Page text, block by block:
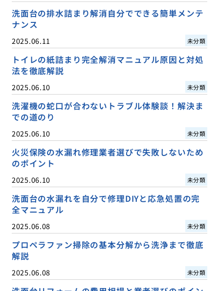
洗面台の排水詰まり解消自分でできる簡単メンテ
ナンス
2025.06.11 未分類
トイレの紙詰まり完全解消マニュアル原因と対処
法を徹底解説
2025.06.10 未分類
洗濯機の蛇口が合わないトラブル体験談！解決ま
での道のり
2025.06.10 未分類
火災保険の水漏れ修理業者選びで失敗しないため
のポイント
2025.06.10 未分類
洗面台の水漏れを自分で修理DIYと応急処置の完
全マニュアル
2025.06.08 未分類
プロペラファン掃除の基本分解から洗浄まで徹底
解説
2025.06.08 未分類